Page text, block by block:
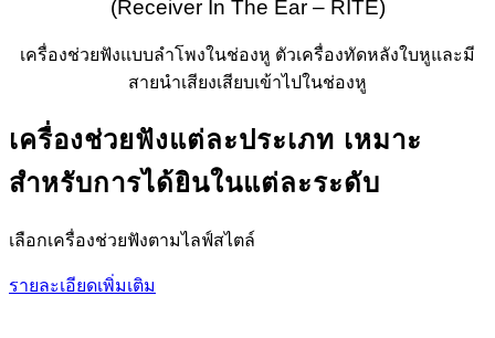
(Receiver In The Ear – RITE)
เครื่องช่วยฟังแบบลำโพงในช่องหู ตัวเครื่องทัดหลังใบหูและมี
สายนำเสียงเสียบเข้าไปในช่องหู
เครื่องช่วยฟังแต่ละประเภท เหมาะ
สำหรับการได้ยินในแต่ละระดับ
เลือกเครื่องช่วยฟังตามไลฟ์สไตล์
รายละเอียดเพิ่มเติม